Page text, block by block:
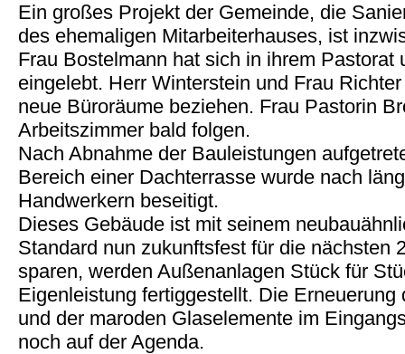
Ein großes Projekt der Gemeinde, die
des ehemaligen Mitarbeiterhauses, ist
Frau Bostelmann hat sich in ihrem Pastorat
eingelebt. Herr Winterstein und Frau
neue Büroräume beziehen. Frau Pastorin
Arbeitszimmer bald folgen.
Nach Abnahme der Bauleistungen
Bereich einer Dachterrasse wurde nach
Handwerkern beseitigt.
Dieses Gebäude ist mit seinem
Standard nun zukunftsfest für die nächsten
sparen, werden Außenanlagen Stück für
Eigenleistung fertiggestellt. Die
und der maroden Glaselemente im
noch auf der Agenda.